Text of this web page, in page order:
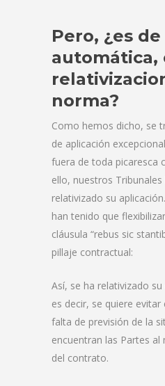
Pero, ¿es
automática,
norma?
Como hemos dicho, se
de aplicación
fuera de toda picaresca
ello, nuestros
relativizado su
han tenido que
cláusula “rebus sic
pillaje contractual:
Así, se ha relativizado
es decir, se quiere
falta de previsión de la
encuentran las Partes
del contrato.